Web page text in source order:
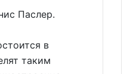
Паслер.
в
таким